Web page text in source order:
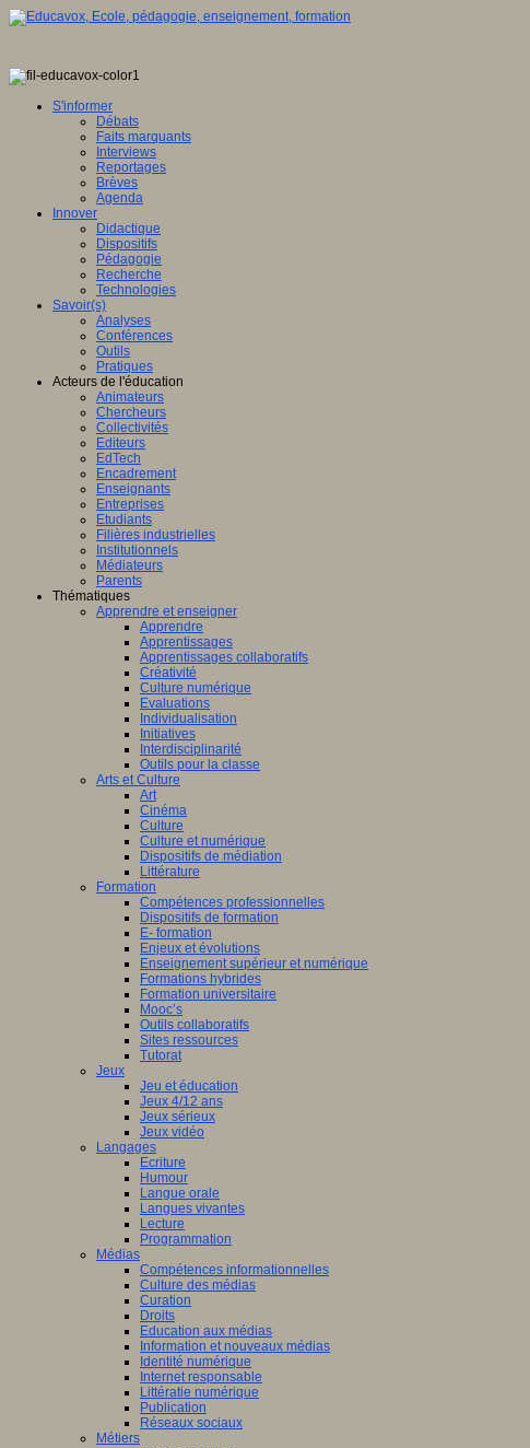
S'informer
Débats
Faits marquants
Interviews
Reportages
Brèves
Agenda
Innover
Didactique
Dispositifs
Pédagogie
Recherche
Technologies
Savoir(s)
Analyses
Conférences
Outils
Pratiques
Acteurs de l'éducation
Animateurs
Chercheurs
Collectivités
Editeurs
EdTech
Encadrement
Enseignants
Entreprises
Etudiants
Filières industrielles
Institutionnels
Médiateurs
Parents
Thématiques
Apprendre et enseigner
Apprendre
Apprentissages
Apprentissages collaboratifs
Créativité
Culture numérique
Evaluations
Individualisation
Initiatives
Interdisciplinarité
Outils pour la classe
Arts et Culture
Art
Cinéma
Culture
Culture et numérique
Dispositifs de médiation
Littérature
Formation
Compétences professionnelles
Dispositifs de formation
E- formation
Enjeux et évolutions
Enseignement supérieur et numérique
Formations hybrides
Formation universitaire
Mooc’s
Outils collaboratifs
Sites ressources
Tutorat
Jeux
Jeu et éducation
Jeux 4/12 ans
Jeux sérieux
Jeux vidéo
Langages
Ecriture
Humour
Langue orale
Langues vivantes
Lecture
Programmation
Médias
Compétences informationnelles
Culture des médias
Curation
Droits
Education aux médias
Information et nouveaux médias
Identité numérique
Internet responsable
Littératie numérique
Publication
Réseaux sociaux
Métiers